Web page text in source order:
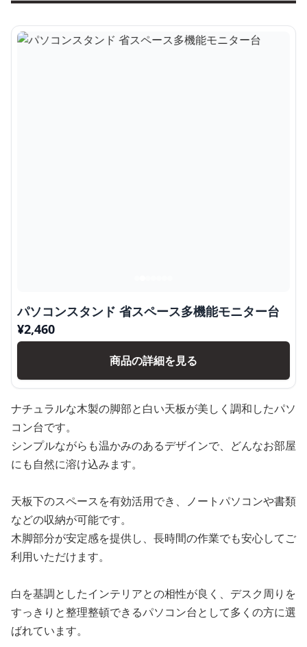
パソコンスタンド 省スペース多機能モニター台
¥2,460
商品の詳細を見る
ナチュラルな木製の脚部と白い天板が美しく調和したパソ
コン台です。
シンプルながらも温かみのあるデザインで、どんなお部屋
にも自然に溶け込みます。
天板下のスペースを有効活用でき、ノートパソコンや書類
などの収納が可能です。
木脚部分が安定感を提供し、長時間の作業でも安心してご
利用いただけます。
白を基調としたインテリアとの相性が良く、デスク周りを
すっきりと整理整頓できるパソコン台として多くの方に選
ばれています。